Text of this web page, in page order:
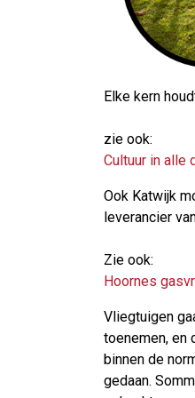
Elke kern
zie ook:
Cultuur in alle
Ook Katwijk
leverancier
Zie ook:
Hoornes
Vliegtuigen
toenemen, en
binnen de
gedaan.